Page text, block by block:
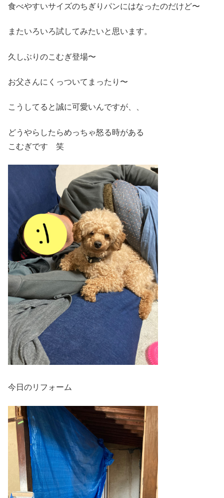
食べやすいサイズのちぎりパンにはなったのだけど〜
またいろいろ試してみたいと思います。
久しぶりのこむぎ登場〜
お父さんにくっついてまったり〜
こうしてると誠に可愛いんですが、、
どうやらしたらめっちゃ怒る時がある
こむぎです 笑
今日のリフォーム